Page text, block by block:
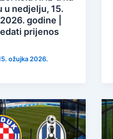
u nedjelju, 15.
godine |
prijenos
ožujka 2026.